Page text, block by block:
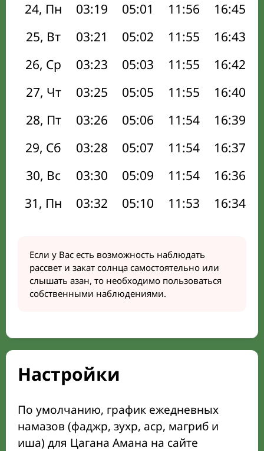
24, Пн
03:19 05:01 11:56 16:45
25, Вт
03:21 05:02 11:55 16:43
26, Ср
03:23 05:03 11:55 16:42
27, Чт
03:25 05:05 11:55 16:40
28, Пт
03:26 05:06 11:54 16:39
29, Сб
03:28 05:07 11:54 16:37
30, Вс
03:30 05:09 11:54 16:36
31, Пн
03:32 05:10 11:53 16:34
Если у Вас есть возможность наблюдать
рассвет и закат солнца самостоятельно или
слышать азан, то необходимо пользоваться
собственными наблюдениями.
Настройки
По умолчанию, график ежедневных
намазов (фаджр, зухр, аср, магриб и
иша) для Цагана Амана на сайте